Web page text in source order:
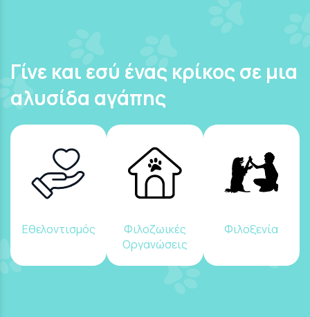
Γίνε και εσύ ένας κρίκος σε μια
αλυσίδα αγάπης
Εθελοντισμός
Φιλοζωικές
Οργανώσεις
Φιλοξενία